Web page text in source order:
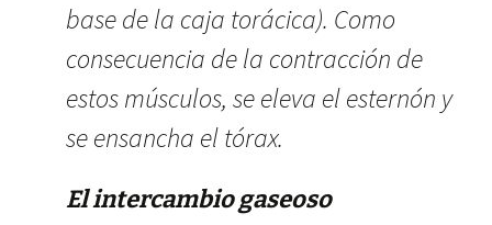
base de la caja torácica). Como
consecuencia de la contracción de
estos músculos, se eleva el esternón y
se ensancha el tórax.
El intercambio gaseoso